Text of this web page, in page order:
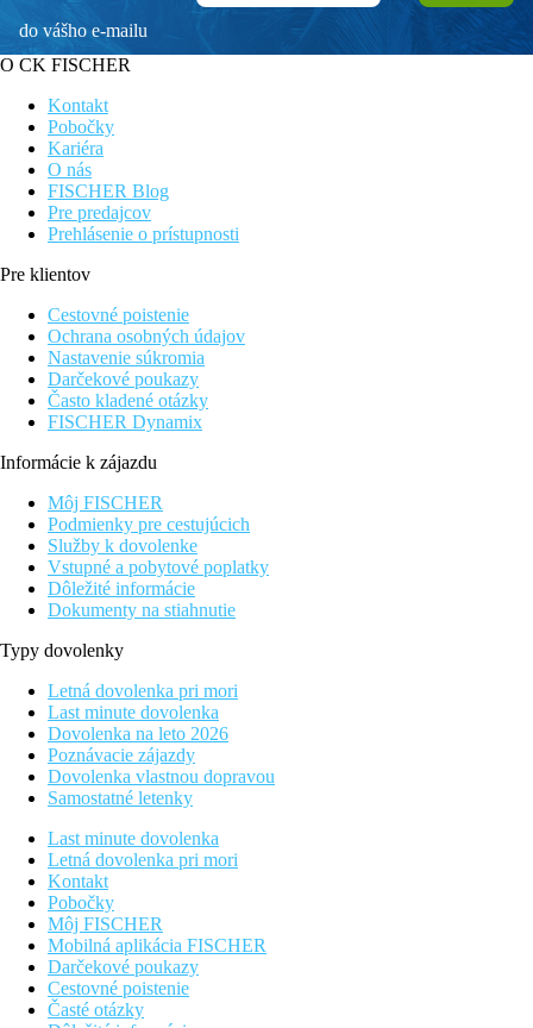
do vášho e-mailu
O CK FISCHER
Kontakt
Pobočky
Kariéra
O nás
FISCHER Blog
Pre predajcov
Prehlásenie o prístupnosti
Pre klientov
Cestovné poistenie
Ochrana osobných údajov
Nastavenie súkromia
Darčekové poukazy
Často kladené otázky
FISCHER Dynamix
Informácie k zájazdu
Môj FISCHER
Podmienky pre cestujúcich
Služby k dovolenke
Vstupné a pobytové poplatky
Dôležité informácie
Dokumenty na stiahnutie
Typy dovolenky
Letná dovolenka pri mori
Last minute dovolenka
Dovolenka na leto 2026
Poznávacie zájazdy
Dovolenka vlastnou dopravou
Samostatné letenky
Last minute dovolenka
Letná dovolenka pri mori
Kontakt
Pobočky
Môj FISCHER
Mobilná aplikácia FISCHER
Darčekové poukazy
Cestovné poistenie
Časté otázky